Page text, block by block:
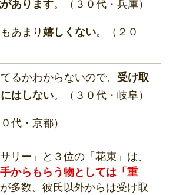
あります。（３０代・兵庫）
あまり 嬉しくない。（２０
るかわからないので、 受け取
はしない。（３０代・岐阜）
代・京都）
リー」と３位の「花束」は、
からもらう物としては「重
多数。彼氏以外からは受け取